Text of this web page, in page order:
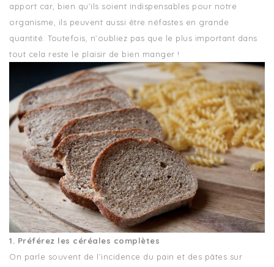
apport car, bien qu’ils soient indispensables pour notre
organisme, ils peuvent aussi être néfastes en grande
quantité. Toutefois, n’oubliez pas que le plus important dans
tout cela reste le plaisir de bien manger !
1. Préférez les céréales complètes
On parle souvent de l’incidence du pain et des pâtes sur